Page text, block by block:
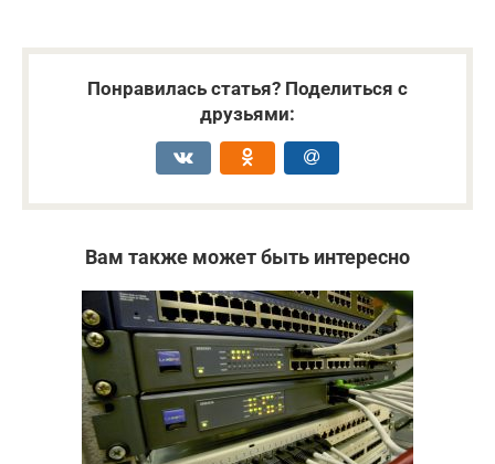
Понравилась статья? Поделиться с
друзьями:
Вам также может быть интересно